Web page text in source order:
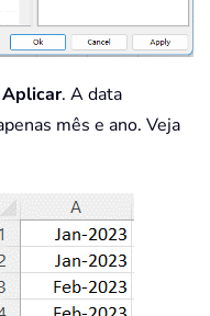
Aplicar. A data
mês e ano. Veja